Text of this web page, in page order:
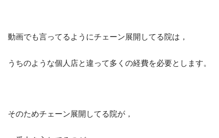
動画でも言ってるようにチェーン展開してる院は，
うちのような個人店と違って多くの経費を必要とします。
そのためチェーン展開してる院が，